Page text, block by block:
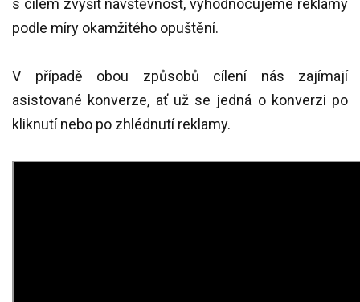
s cílem zvýšit návštěvnost, vyhodnocujeme reklamy
podle míry okamžitého opuštění.
V případě obou způsobů cílení nás zajímají
asistované konverze, ať už se jedná o konverzi po
kliknutí nebo po zhlédnutí reklamy.